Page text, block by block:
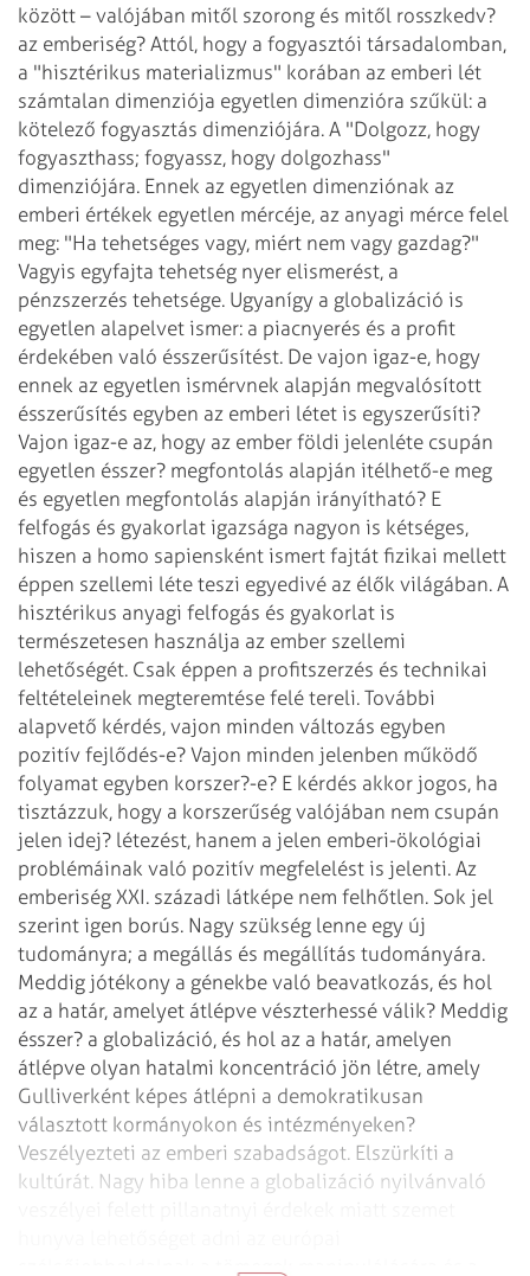
között – valójában mitől szorong és mitől rosszkedv?
az emberiség? Attól, hogy a fogyasztói társadalomban,
a "hisztérikus materializmus" korában az emberi lét
számtalan dimenziója egyetlen dimenzióra szűkül: a
kötelező fogyasztás dimenziójára. A "Dolgozz, hogy
fogyaszthass; fogyassz, hogy dolgozhass"
dimenziójára. Ennek az egyetlen dimenziónak az
emberi értékek egyetlen mércéje, az anyagi mérce felel
meg: "Ha tehetséges vagy, miért nem vagy gazdag?"
Vagyis egyfajta tehetség nyer elismerést, a
pénzszerzés tehetsége. Ugyanígy a globalizáció is
egyetlen alapelvet ismer: a piacnyerés és a profit
érdekében való ésszerűsítést. De vajon igaz-e, hogy
ennek az egyetlen ismérvnek alapján megvalósított
ésszerűsítés egyben az emberi létet is egyszerűsíti?
Vajon igaz-e az, hogy az ember földi jelenléte csupán
egyetlen ésszer? megfontolás alapján itélhető-e meg
és egyetlen megfontolás alapján irányítható? E
felfogás és gyakorlat igazsága nagyon is kétséges,
hiszen a homo sapiensként ismert fajtát fizikai mellett
éppen szellemi léte teszi egyedivé az élők világában. A
hisztérikus anyagi felfogás és gyakorlat is
természetesen használja az ember szellemi
lehetőségét. Csak éppen a profitszerzés és technikai
feltételeinek megteremtése felé tereli. További
alapvető kérdés, vajon minden változás egyben
pozitív fejlődés-e? Vajon minden jelenben működő
folyamat egyben korszer?-e? E kérdés akkor jogos, ha
tisztázzuk, hogy a korszerűség valójában nem csupán
jelen idej? létezést, hanem a jelen emberi-ökológiai
problémáinak való pozitív megfelelést is jelenti. Az
emberiség XXI. századi látképe nem felhőtlen. Sok jel
szerint igen borús. Nagy szükség lenne egy új
tudományra; a megállás és megállítás tudományára.
Meddig jótékony a génekbe való beavatkozás, és hol
az a határ, amelyet átlépve vészterhessé válik? Meddig
ésszer? a globalizáció, és hol az a határ, amelyen
átlépve olyan hatalmi koncentráció jön létre, amely
Gulliverként képes átlépni a demokratikusan
választott kormányokon és intézményeken?
Veszélyezteti az emberi szabadságot. Elszürkíti a
kultúrát. Nagy hiba lenne a globalizáció nyilvánvaló